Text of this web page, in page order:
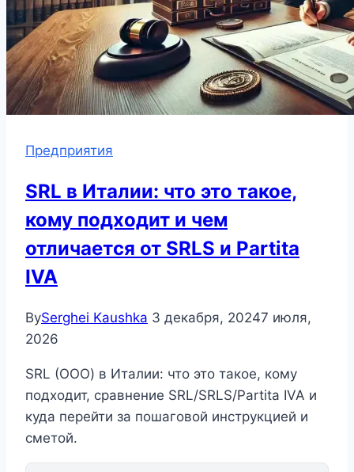
Предприятия
SRL в Италии: что это такое,
кому подходит и чем
отличается от SRLS и Partita
IVA
BySerghei Kaushka 3 декабря, 20247 июля,
2026
SRL (ООО) в Италии: что это такое, кому
подходит, сравнение SRL/SRLS/Partita IVA и
куда перейти за пошаговой инструкцией и
сметой.